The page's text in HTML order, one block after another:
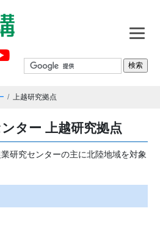
上越研究拠点
ター 上越研究拠点
研究センターの主に北陸地域を対象